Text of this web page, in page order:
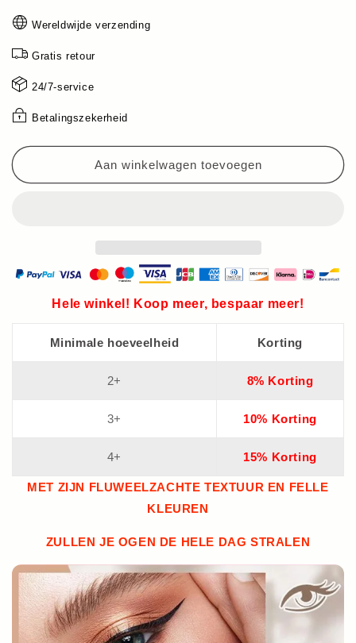
voor
kleuren
Butterfly
voor
6
kleuren
Butterfly
Wereldwijde verzending
Gratis retour
24/7-service
Betalingszekerheid
Aan winkelwagen toevoegen
Hele winkel! Koop meer, bespaar meer!
Minimale hoeveelheid Korting
2+ 8% Korting
3+ 10% Korting
4+ 15% Korting
MET ZIJN FLUWEELZACHTE TEXTUUR EN FELLE
KLEUREN
ZULLEN JE OGEN DE HELE DAG STRALEN